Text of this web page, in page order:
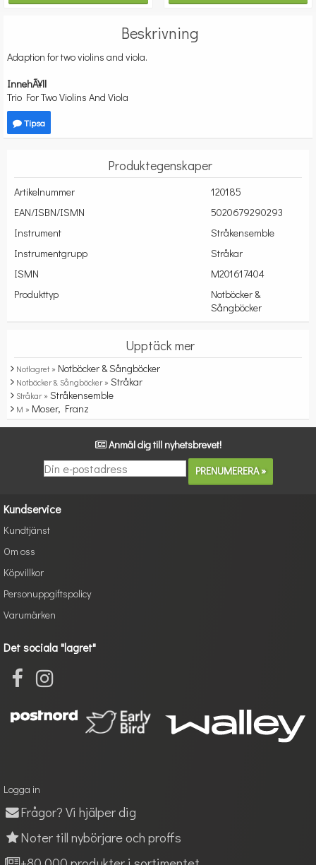
Beskrivning
Adaption for two violins and viola.
InnehÃ¥ll
Trio For Two Violins And Viola
Tipsa
Produktegenskaper
Artikelnummer
120185
EAN/ISBN/ISMN
5020679290293
Instrument
Stråkensemble
Instrumentgrupp
Stråkar
ISMN
M201617404
Produkttyp
Notböcker &
Sångböcker
Upptäck mer
Notlagret » Notböcker & Sångböcker
Notböcker & Sångböcker » Stråkar
Stråkar » Stråkensemble
M » Moser, Franz
Anmäl dig till nyhetsbrevet!
Kundservice
Kundtjänst
Om oss
Köpvillkor
Personuppgiftspolicy
Varumärken
Det sociala "lagret"
Logga in
Frågor? Vi hjälper dig
Noter till nybörjare och proffs